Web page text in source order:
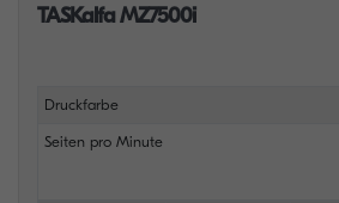
TASKalfa MZ7500i
Druckfarbe
Seiten pro Minute